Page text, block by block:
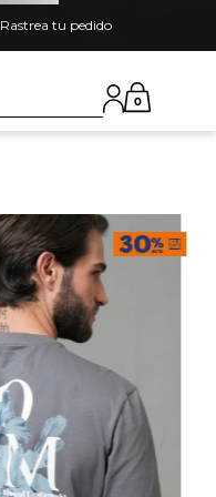
Rastrea tu pedido
0